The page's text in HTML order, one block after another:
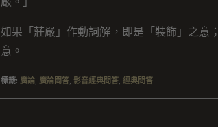
如果「莊嚴」作動詞解，即是「裝飾」之意
意。
標籤: 廣論, 廣論問答, 影音經典問答, 經典問答